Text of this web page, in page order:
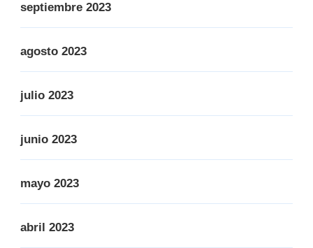
septiembre 2023
agosto 2023
julio 2023
junio 2023
mayo 2023
abril 2023